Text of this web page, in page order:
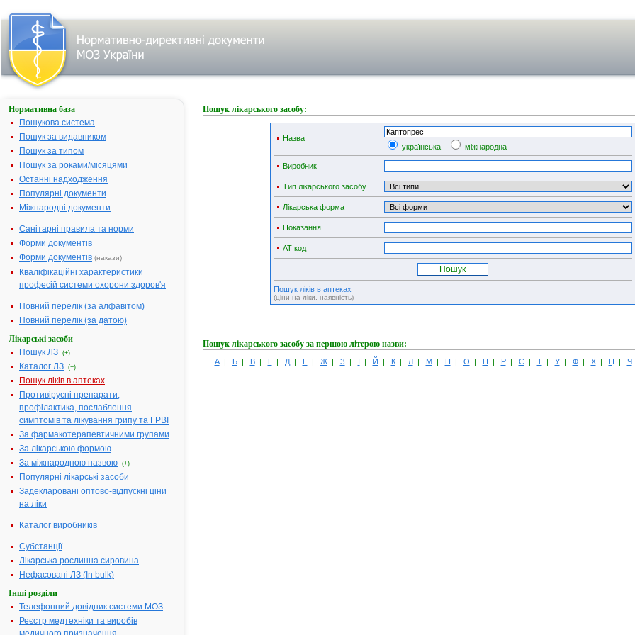
Нормативна база
Пошукова система
Пошук за видавником
Пошук за типом
Пошук за роками/місяцями
Останні надходження
Популярні документи
Міжнародні документи
Санітарні правила та норми
Форми документів
Форми документів (накази)
Кваліфікаційні характеристики
професій системи охорони здоров'я
Повний перелік (за алфавітом)
Повний перелік (за датою)
Лікарські засоби
Пошук ЛЗ (+)
Каталог ЛЗ (+)
Пошук ліків в аптеках
Противірусні препарати;
профілактика, послаблення
симптомів та лікування грипу та ГРВІ
За фармакотерапевтичними групами
За лікарською формою
За міжнародною назвою (+)
Популярні лікарські засоби
Задекларовані оптово-відпускні ціни
на ліки
Каталог виробників
Субстанції
Лікарська рослинна сировина
Нефасовані ЛЗ (In bulk)
Інші розділи
Телефонний довідник системи МОЗ
Реєстр медтехніки та виробів
Пошук лікарського засобу:
Назва
українська
міжнародна
Виробник
Тип лікарського засобу
Лікарська форма
Показання
АТ код
Пошук ліків в аптеках
(ціни на ліки, наявність)
Пошук лікарського засобу за першою літерою назви:
А| Б| В| Г| Д| Е| Ж| З | І | Й | К| Л| М| Н | О | П | Р| С| Т| У| Ф| Х| Ц | Ч